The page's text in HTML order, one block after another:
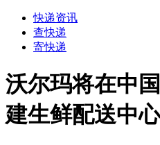
快递资讯
查快递
寄快递
沃尔玛将在中
建生鲜配送中心